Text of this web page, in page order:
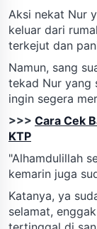
Aksi nekat Nur
keluar dari
terkejut dan
Namun, sang
tekad Nur yang
ingin segera
>>> Cara Cek
KTP
"Alhamdulillah
kemarin juga
Katanya, ya
selamat,